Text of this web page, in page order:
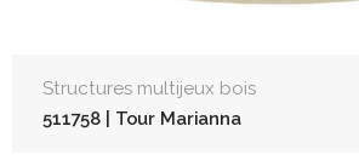
Structures multijeux bois
511758 | Tour Marianna